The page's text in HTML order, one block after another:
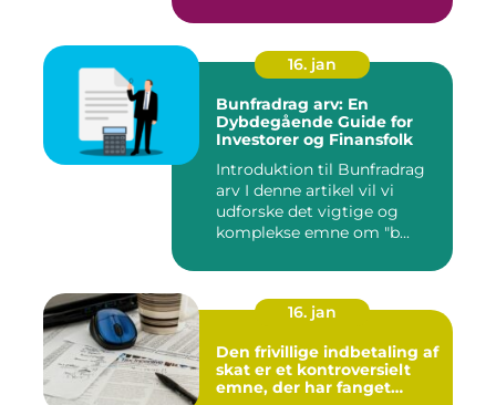
16. jan
Bunfradrag arv: En
Dybdegående Guide for
Investorer og Finansfolk
Introduktion til Bunfradrag
arv I denne artikel vil vi
udforske det vigtige og
komplekse emne om "b...
16. jan
Den frivillige indbetaling af
skat er et kontroversielt
emne, der har fanget